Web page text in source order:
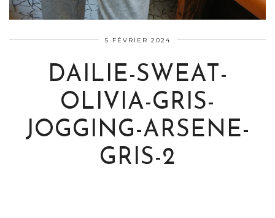
5 FÉVRIER 2024
DAILIE-SWEAT-
OLIVIA-GRIS-
JOGGING-ARSENE-
GRIS-2